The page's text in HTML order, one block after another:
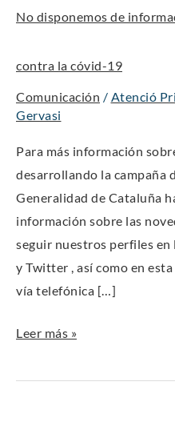
No disponemos de
contra la cóvid-19
Comunicación / Atenció
Gervasi
Para más información
desarrollando la campaña
Generalidad de Cataluña
información sobre las
seguir nuestros perfiles en
y Twitter , así como en
vía telefónica […]
información
la
vacunación
contra
cóvid-
19
Leer más »